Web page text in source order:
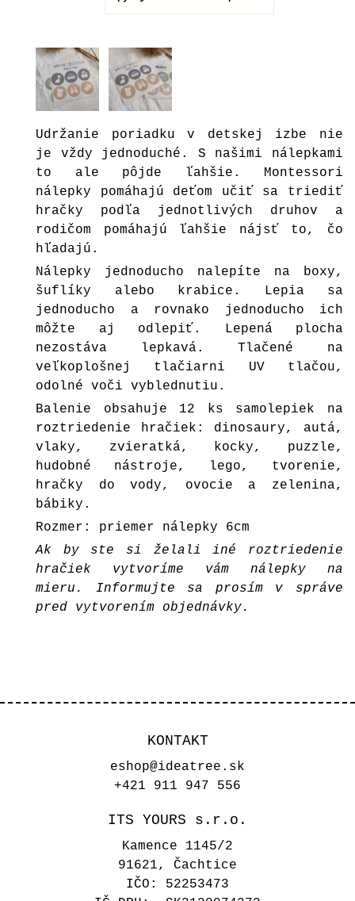
Udržanie poriadku v detskej izbe nie
je vždy jednoduché. S našimi nálepkami
to ale pôjde ľahšie. Montessori
nálepky pomáhajú deťom učiť sa triediť
hračky podľa jednotlivých druhov a
rodičom pomáhajú ľahšie nájsť to, čo
hľadajú.
Nálepky jednoducho nalepíte na boxy,
šuflíky alebo krabice. Lepia sa
jednoducho a rovnako jednoducho ich
môžte aj odlepiť. Lepená plocha
nezostáva lepkavá. Tlačené na
veľkoplošnej tlačiarni UV tlačou,
odolné voči vyblednutiu.
Balenie obsahuje 12 ks samolepiek na
roztriedenie hračiek: dinosaury, autá,
vlaky, zvieratká, kocky, puzzle,
hudobné nástroje, lego, tvorenie,
hračky do vody, ovocie a zelenina,
bábiky.
Rozmer: priemer nálepky 6cm
Ak by ste si želali iné roztriedenie
hračiek vytvoríme vám nálepky na
mieru. Informujte sa prosím v správe
pred vytvorením objednávky.
KONTAKT
eshop@ideatree.sk
+421 911 947 556
ITS YOURS s.r.o.
Kamence 1145/2
91621, Čachtice
IČO: 52253473